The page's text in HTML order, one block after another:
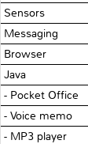
Sensors
Messaging
Browser
Java
- Pocket Office
- Voice memo
- MP3 player